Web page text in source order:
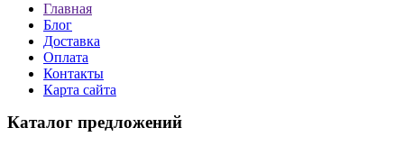
Главная
Блог
Доставка
Оплата
Контакты
Карта сайта
Каталог предложений